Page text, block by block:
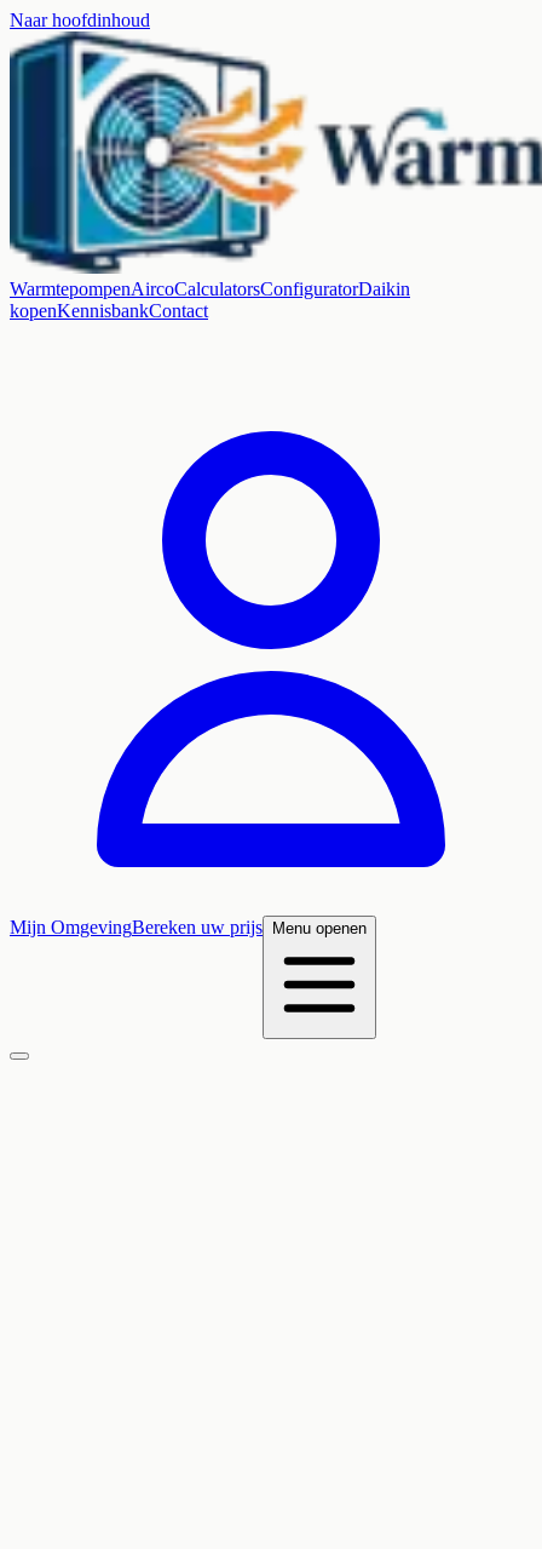
Naar hoofdinhoud
WarmtepompenAircoCalculatorsConfiguratorDaikin
kopenKennisbankContact
Mijn OmgevingBereken uw prijs Menu openen